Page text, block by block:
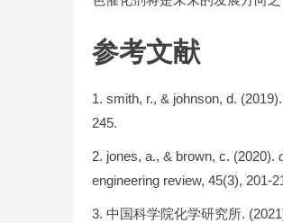
参考文献
smith, r., & johnson, d. (2019).
245.
jones, a., & brown, c. (2020).
engineering review, 45(3), 201-
中国科学院化学研究所.